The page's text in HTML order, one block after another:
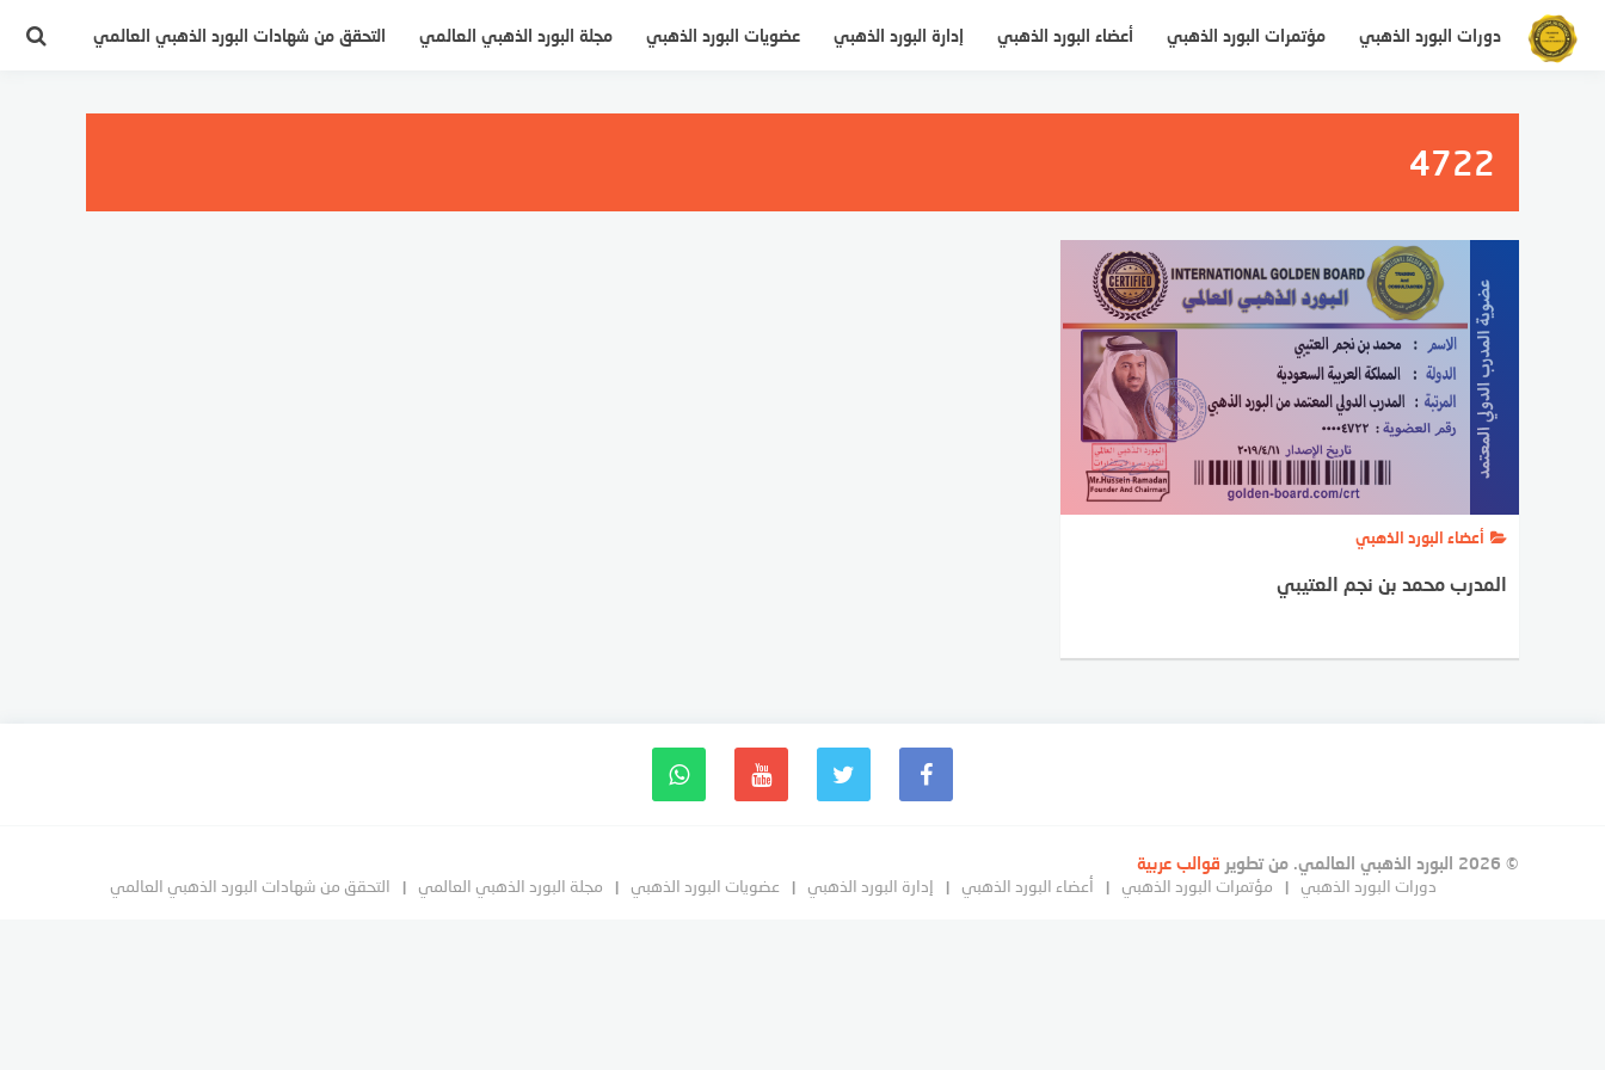
التجاوز
المحتوى
دورات البورد الذهبي مؤتمرات البورد الذهبي أعضاء البورد الذهبي إدارة البورد الذهبي عضويات البورد الذهبي مجلة البورد الذهبي العالمي التحقق من شهادات البورد الذهبي العالمي
4722
أعضاء البورد الذهبي
المدرب محمد بن نجم العتيبي
© 2026 البورد الذهبي العالمي. من تطوير
قوالب عربية
دورات البورد الذهبي
مؤتمرات البورد الذهبي أعضاء البورد الذهبي إدارة البورد الذهبي عضويات البورد الذهبي مجلة البورد الذهبي العالمي التحقق من شهادات البورد الذهبي العالمي